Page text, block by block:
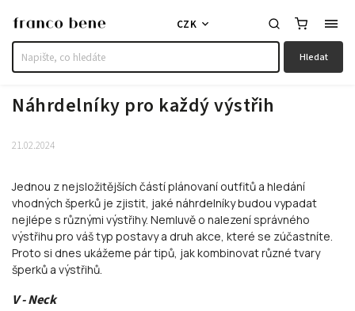
Hledat
CZK
Náhrdelníky pro každý výstřih
21.02.2024
Jednou z nejsložitějších částí plánovaní outfitů a hledání
vhodných šperků je zjistit, jaké náhrdelníky budou vypadat
nejlépe s různými výstřihy. Nemluvě o nalezení správného
výstřihu pro váš typ postavy a druh akce, které se zúčastníte.
Proto si dnes ukážeme pár tipů, jak kombinovat různé tvary
šperků a výstřihů.
V - Neck